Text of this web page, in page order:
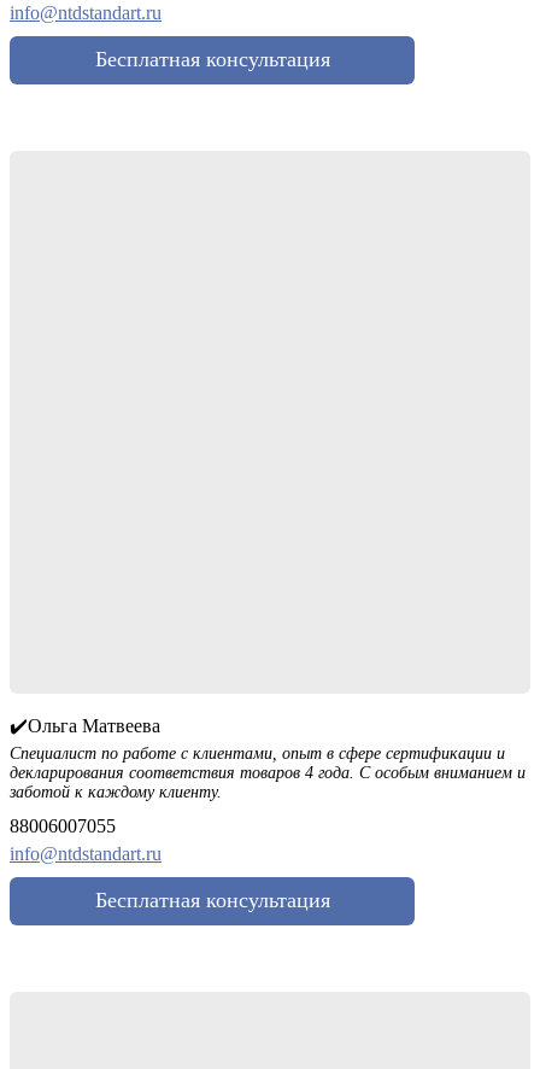
info@ntdstandart.ru
Бесплатная консультация
✔️Ольга Матвеева
Специалист по работе с клиентами, опыт в сфере сертификации и
декларирования соответствия товаров 4 года. С особым вниманием и
заботой к каждому клиенту.
88006007055
info@ntdstandart.ru
Бесплатная консультация